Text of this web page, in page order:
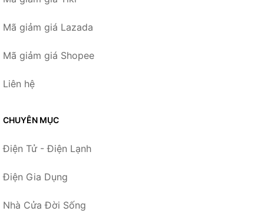
Mã giảm giá Lazada
Mã giảm giá Shopee
Liên hệ
CHUYÊN MỤC
Điện Tử - Điện Lạnh
Điện Gia Dụng
Nhà Cửa Đời Sống